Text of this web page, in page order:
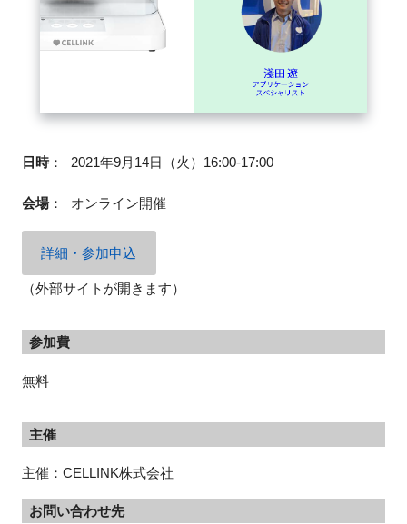
日時： 2021年9月14日（火）16:00-17:00
会場： オンライン開催
詳細・参加申込
（外部サイトが開きます）
参加費
無料
主催
主催：CELLINK株式会社
お問い合わせ先